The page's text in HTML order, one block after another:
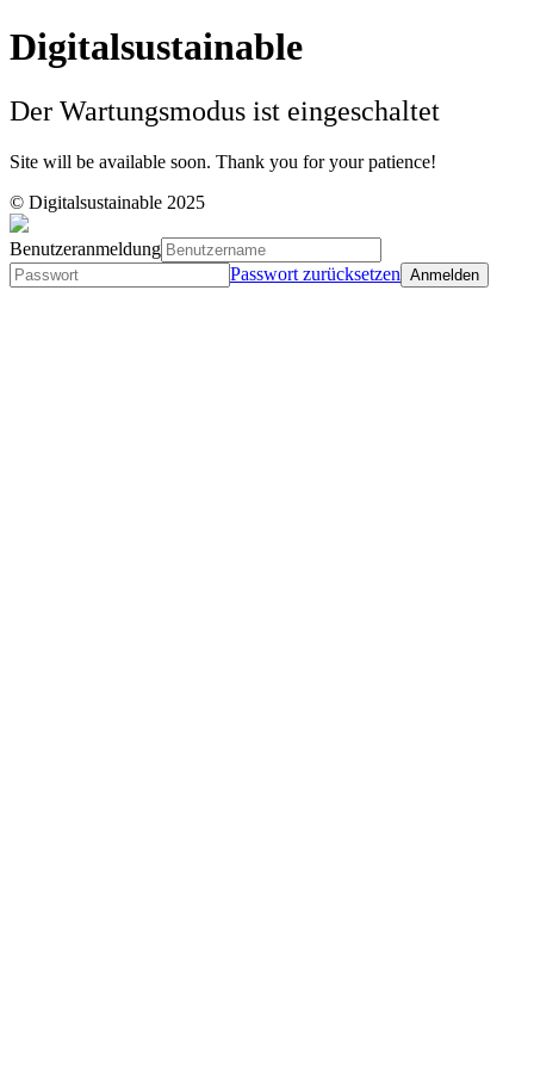
Digitalsustainable
Der Wartungsmodus ist eingeschaltet
Site will be available soon. Thank you for your patience!
© Digitalsustainable 2025
Benutzeranmeldung
Passwort zurücksetzen